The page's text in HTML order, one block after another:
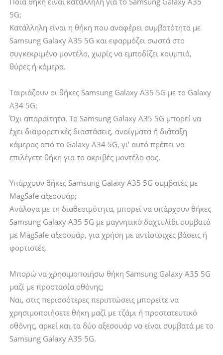
5G;
Κατάλληλη είναι η θήκη που αναφέρει συμβατότητα με
Samsung Galaxy A35 5G και εφαρμόζει σωστά στο
συγκεκριμένο μοντέλο, χωρίς να εμποδίζει κουμπιά,
θύρες ή κάμερα.
Ταιριάζουν οι θήκες Samsung Galaxy A35 5G με το Galaxy
A34 5G;
Όχι απαραίτητα. Το Samsung Galaxy A35 5G μπορεί να
έχει διαφορετικές διαστάσεις, ανοίγματα ή διάταξη
κάμερας από το Galaxy A34 5G, γι’ αυτό πρέπει να
επιλέγετε θήκη για το ακριβές μοντέλο σας.
Υπάρχουν θήκες Samsung Galaxy A35 5G συμβατές με
MagSafe αξεσουάρ;
Ανάλογα με τη διαθεσιμότητα, μπορεί να υπάρχουν θήκες
Samsung Galaxy A35 5G με μαγνητικό δαχτυλίδι συμβατό
με MagSafe αξεσουάρ, για χρήση με αντίστοιχες βάσεις ή
φορτιστές.
Μπορώ να χρησιμοποιήσω θήκη Samsung Galaxy A35 5G
μαζί με προστασία οθόνης;
Ναι, στις περισσότερες περιπτώσεις μπορείτε να
χρησιμοποιήσετε θήκη μαζί με τζάμι ή προστατευτικό
οθόνης, αρκεί και τα δύο αξεσουάρ να είναι συμβατά με το
Samsung Galaxy A35 5G.